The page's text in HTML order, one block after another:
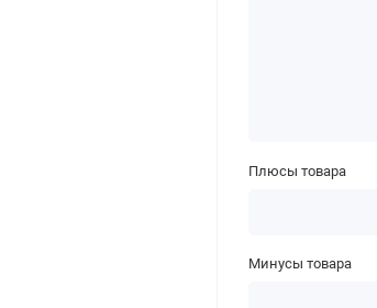
Плюсы товара
Минусы товара